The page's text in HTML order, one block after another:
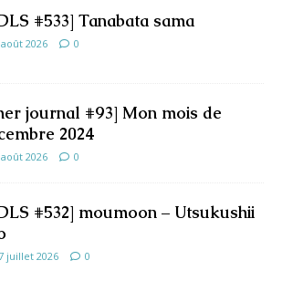
#533] Tanabata sama
2026 0
journal #93] Mon mois de
2024
août 2026 0
#532] moumoon – Utsukushii
juillet 2026 0